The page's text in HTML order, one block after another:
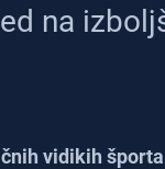
na
vidikih